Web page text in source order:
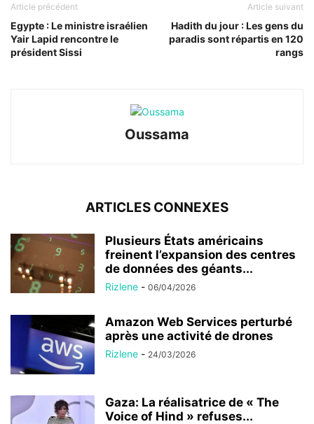
Article précédent
Egypte : Le ministre israélien
Yair Lapid rencontre le
président Sissi
Article suivant
Hadith du jour : Les gens du
paradis sont répartis en 120
rangs
Oussama
ARTICLES CONNEXES
Plusieurs États américains
freinent l’expansion des centres
de données des géants...
Rizlene - 06/04/2026
Amazon Web Services perturbé
après une activité de drones
Rizlene - 24/03/2026
Gaza: La réalisatrice de « The
Voice of Hind » refuses...